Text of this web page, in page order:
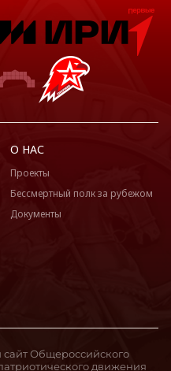
О НАС
Проекты
Бессмертный полк за рубежом
Документы
Общероссийского
движения